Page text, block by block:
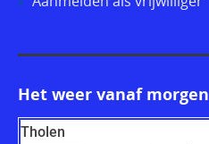
Het weer vanaf morgen